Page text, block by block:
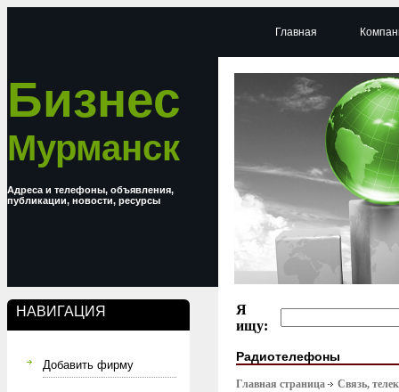
Бизнес
Мурманск
Адреса и телефоны, объявления,
публикации, новости, ресурсы
НАВИГАЦИЯ
Добавить фирму
Главная
Я
ищу:
Радиотелефоны
Главная страница Связь,